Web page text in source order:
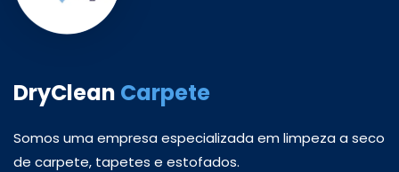
DryClean Carpete
Somos uma empresa especializada em limpeza a seco
de carpete, tapetes e estofados.